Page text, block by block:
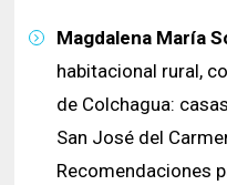
Magdalena María
habitacional rural,
de Colchagua:
San José del
Recomendaciones